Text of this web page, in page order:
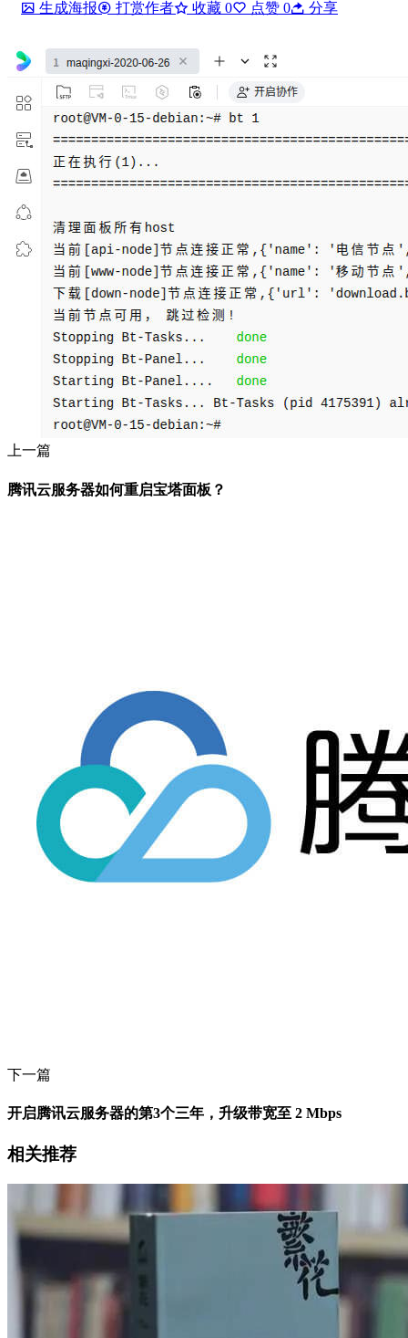
生成海报 打赏作者 收藏 0 点赞 0 分享
上一篇
腾讯云服务器如何重启宝塔面板？
下一篇
开启腾讯云服务器的第3个三年，升级带宽至 2 Mbps
相关推荐